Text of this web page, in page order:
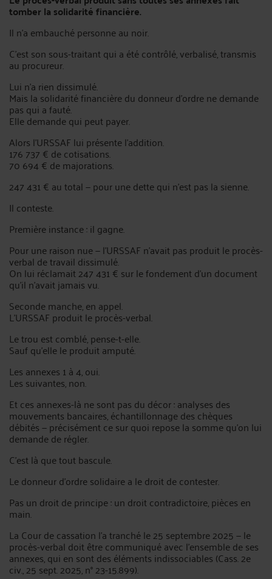
tomber la solidarité financière.
Il n'a embauché personne au noir.
C'est son sous-traitant qui a été contrôlé, verbalisé, transmis
au procureur.
Lui n'a rien dissimulé.
Mais la solidarité financière du donneur d'ordre ne demande
pas qui a fauté.
Elle demande qui peut payer.
Alors l'URSSAF lui présente l'addition.
176 737 € de cotisations.
70 694 € de majorations.
247 431 € au total — pour une dette qui n'est pas la sienne.
Il conteste.
Première instance : il gagne.
Pour une raison nue — l'URSSAF n'avait pas produit le procès-
verbal de travail dissimulé.
On lui réclamait 247 431 € sur le fondement d'un document
qu'il n'avait jamais vu.
Seconde manche, en appel.
L'URSSAF produit le procès-verbal.
Le trou est comblé, pense-t-elle.
Sauf qu'elle le produit amputé.
Les annexes 1 à 4, oui.
Les suivantes, non.
Et ces annexes-là ne sont pas du décor : analyses des
mouvements bancaires, échantillonnage des chèques
débités — précisément ce sur quoi repose la somme qu'on lui
demande de régler.
C'est là que tout bascule.
Le donneur d'ordre solidaire a le droit de contester.
Pas un droit de principe : un droit contradictoire, pièces en
main.
La Cour de cassation l'a tranché le 25 septembre 2025 — le
procès-verbal doit être communiqué avec l'ensemble de ses
annexes, qui en sont des éléments indissociables (Cass. 2e
civ., 25 sept. 2025, n° 23-15.899).